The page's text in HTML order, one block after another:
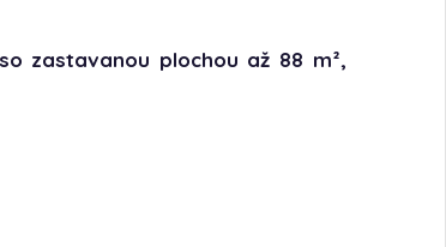
zastavanou plochou až 88 m²,